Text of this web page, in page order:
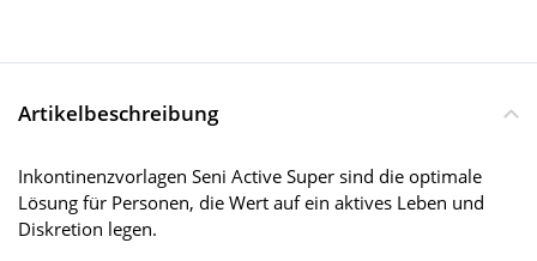
Artikelbeschreibung
Inkontinenzvorlagen Seni Active Super sind die optimale
Lösung für Personen, die Wert auf ein aktives Leben und
Diskretion legen.